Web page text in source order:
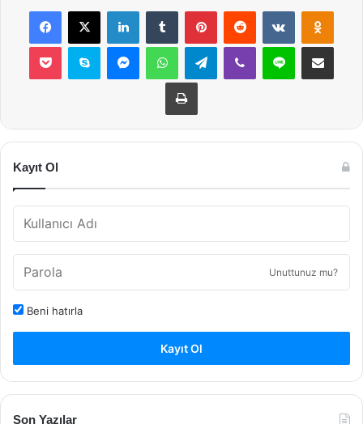
Facebook
X LinkedInTumblr PinterestReddit VKontakte
Pocket Skype MessengerWhatsAppTelegramViber Line E-Posta ile
Yazdır
Kayıt Ol
Unuttunuz mu?
Beni hatırla
Kayıt Ol
Son Yazılar